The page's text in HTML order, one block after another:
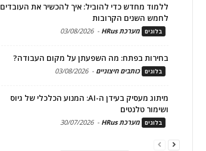
ללמוד מחדש כדי להוביל: איך להכשיר את העובדים
לחמש השנים הקרובות
בלוגים מערכת HRus -
03/08/2026
בחירות בפתח: מה השפעתן על מקום העבודה?
בלוגים כותבים חיצוניים -
03/08/2026
מיתוג מעסיק בעידן ה-AI: המנוע הכלכלי של גיוס
ושימור טלנטים
בלוגים מערכת HRus -
30/07/2026